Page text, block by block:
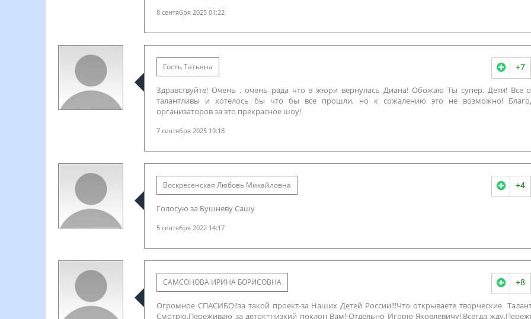
8 сентября 2025 01:22
Гость Татьяна +7
Здравствуйте! Очень , очень рада что в жюри вернулась Диана! Обожаю Ты супер. Дети! Все
талантливы и хотелось бы что бы все прошли, но к сожалению это не возможно!
организаторов за это прекрасное шоу!
7 сентября 2025 19:18
Воскресенская Любовь Михайловна +4
Голосую за Бушневу Сашу
5 сентября 2022 14:17
САМСОНОВА ИРИНА БОРИСОВНА +8
Огромное СПАСИБО!!за такой проект-за Наших Детей России!!!Что открываете творческие
Смотрю.Переживаю за деток=низкий поклон Вам!-Отдельно Игорю Яковлевичу!.Всегда